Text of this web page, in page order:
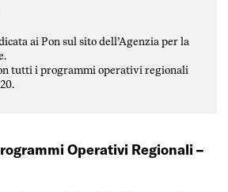
ai Pon sul sito dell’Agenzia per la
tutti i programmi operativi regionali
Operativi Regionali –